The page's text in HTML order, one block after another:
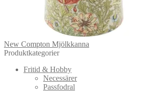
New Compton Mjölkkanna
Produktkategorier
Fritid & Hobby
Necessärer
Passfodral